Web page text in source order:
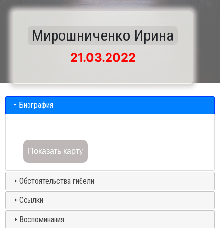
Мирошниченко Ирина
21.03.2022
Биография
Показать карту
Обстоятельства гибели
Ссылки
Воспоминания